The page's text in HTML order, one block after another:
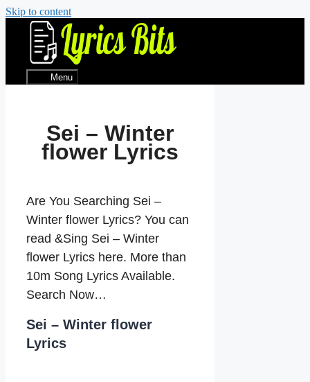
Skip to content
Menu
Sei – Winter
flower Lyrics
Are You Searching Sei –
Winter flower Lyrics? You can
read &Sing Sei – Winter
flower Lyrics here. More than
10m Song Lyrics Available.
Search Now…
Sei – Winter flower
Lyrics